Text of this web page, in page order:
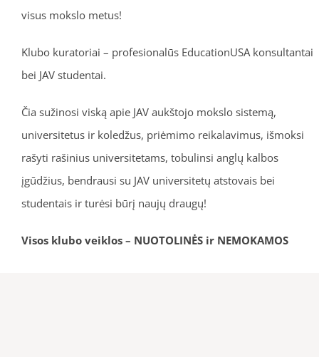
visus mokslo metus!
Klubo kuratoriai – profesionalūs EducationUSA konsultantai
bei JAV studentai.
Čia sužinosi viską apie JAV aukštojo mokslo sistemą,
universitetus ir koledžus, priėmimo reikalavimus, išmoksi
rašyti rašinius universitetams, tobulinsi anglų kalbos
įgūdžius, bendrausi su JAV universitetų atstovais bei
studentais ir turėsi būrį naujų draugų!
Visos klubo veiklos – NUOTOLINĖS ir NEMOKAMOS